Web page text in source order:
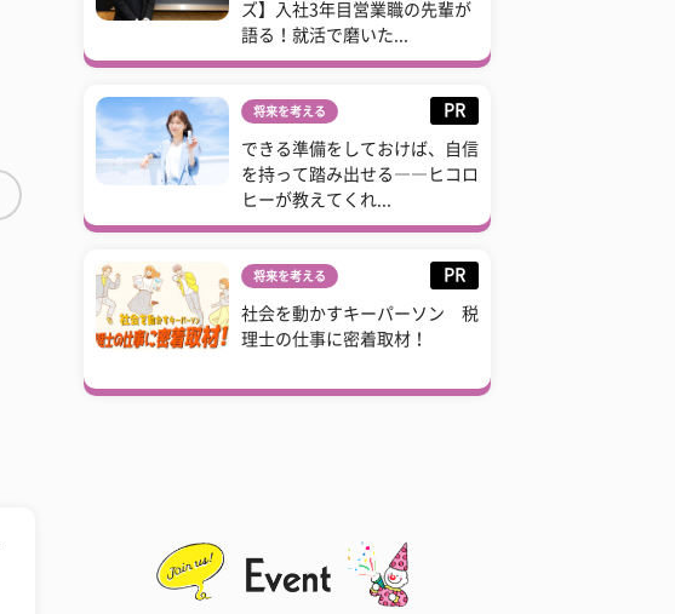
ズ】入社3年目営業職の先輩が
語る！就活で磨いた...
将来を考える PR
できる準備をしておけば、自信
を持って踏み出せる――ヒコロ
ヒーが教えてくれ...
将来を考える PR
社会を動かすキーパーソン 税
理士の仕事に密着取材！